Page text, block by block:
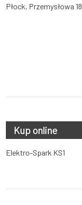
Płock, Przemysłowa 18
Kup online
Elektro-Spark KS1